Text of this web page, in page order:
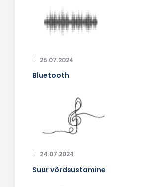
25.07.2024
Bluetooth
24.07.2024
Suur võrdsustamine